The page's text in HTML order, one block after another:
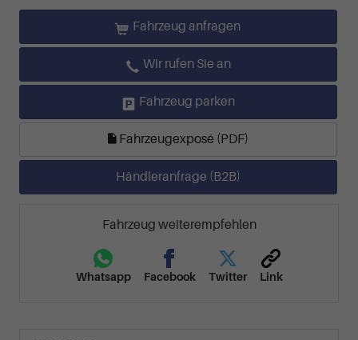
Fahrzeug anfragen
Wir rufen Sie an
Fahrzeug parken
Fahrzeugexposé (PDF)
Händleranfrage (B2B)
Fahrzeug weiterempfehlen
Whatsapp Facebook Twitter Link